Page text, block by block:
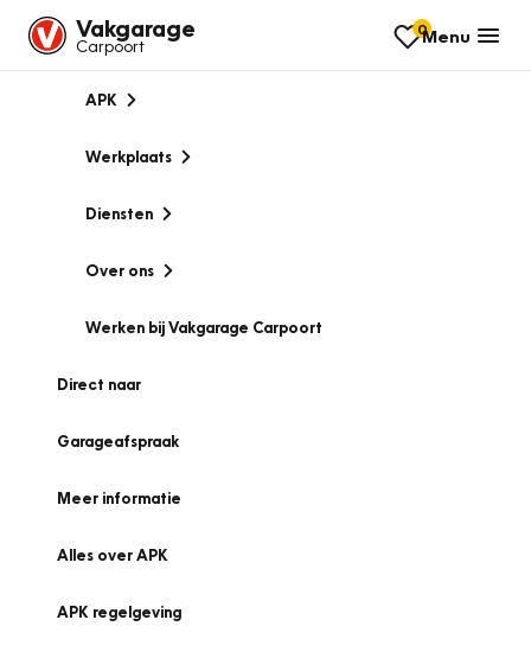
Vakgarage
Carpoort
0Menu
APK
Werkplaats
Diensten
Over ons
Werken bij Vakgarage Carpoort
Direct naar
Garageafspraak
Meer informatie
Alles over APK
APK regelgeving